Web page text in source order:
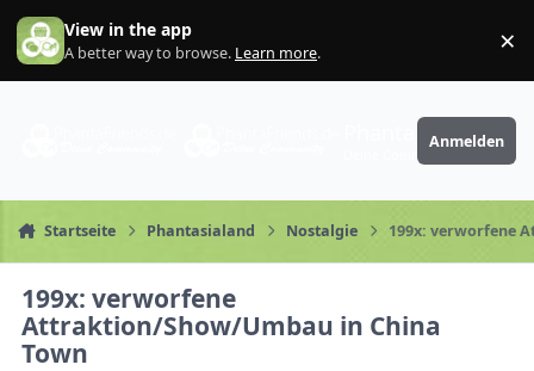
Zum Inhalt springen
View in the app
A better way to browse. Learn more. ×
PhantaFriends.de
Anmelden
Startseite Phantasialand Nostalgie 199x: verworfene
199x: verworfene
Attraktion/Show/Umbau in China
Town